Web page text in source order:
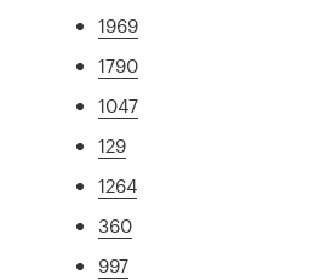
1969
1790
1047
129
1264
360
997